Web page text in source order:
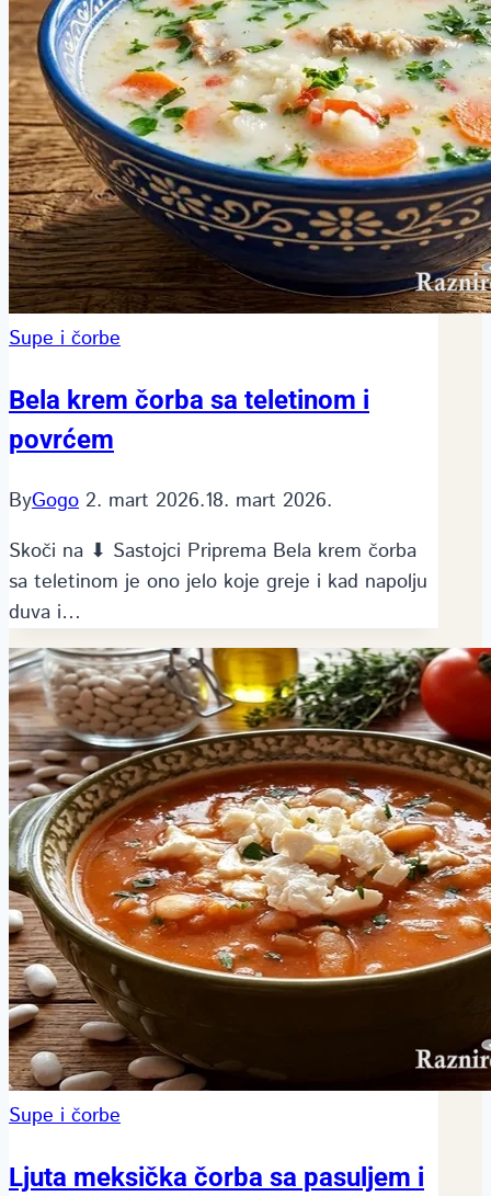
Supe i čorbe
Bela krem čorba sa teletinom i
povrćem
ByGogo 2. mart 2026.18. mart 2026.
Skoči na ⬇ Sastojci Priprema Bela krem čorba
sa teletinom je ono jelo koje greje i kad napolju
duva i…
Supe i čorbe
Ljuta meksička čorba sa pasuljem i